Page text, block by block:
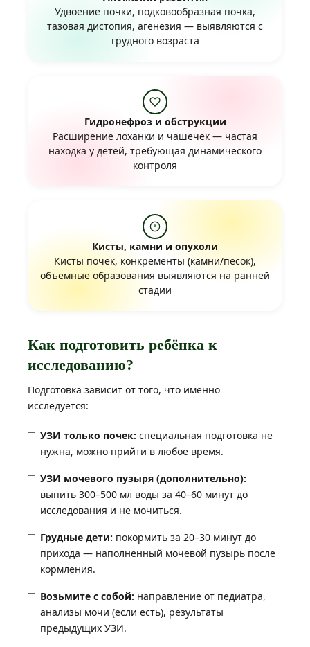
Удвоение почки, подковообразная почка,
тазовая дистопия, агенезия — выявляются с
грудного возраста
Гидронефроз и обструкции
Расширение лоханки и чашечек — частая
находка у детей, требующая динамического
контроля
Кисты, камни и опухоли
Кисты почек, конкременты (камни/песок),
объёмные образования выявляются на ранней
стадии
Как подготовить ребёнка к
исследованию?
Подготовка зависит от того, что именно
исследуется:
УЗИ только почек: специальная подготовка не
нужна, можно прийти в любое время.
УЗИ мочевого пузыря (дополнительно):
выпить 300–500 мл воды за 40–60 минут до
исследования и не мочиться.
Грудные дети: покормить за 20–30 минут до
прихода — наполненный мочевой пузырь после
кормления.
Возьмите с собой: направление от педиатра,
анализы мочи (если есть), результаты
предыдущих УЗИ.